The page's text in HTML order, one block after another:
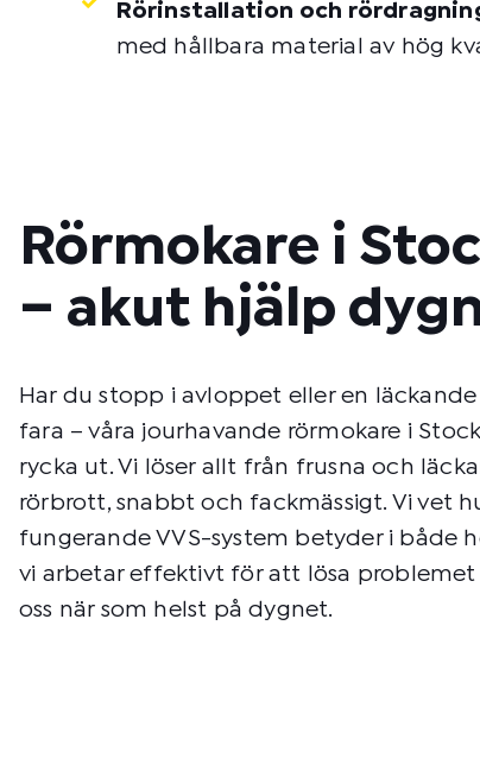
Rörinstallation och
med hållbara material av hög
Rörmokare i
– akut hjälp
Har du stopp i avloppet eller en
fara – våra jourhavande rörmokare i
rycka ut. Vi löser allt från frusna och
rörbrott, snabbt och fackmässigt. Vi vet
fungerande VVS-system betyder i både
vi arbetar effektivt för att lösa problemet
oss när som helst på dygnet.